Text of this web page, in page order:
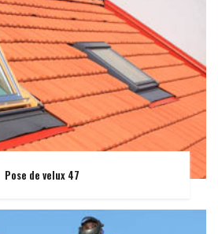
Pose de velux 47